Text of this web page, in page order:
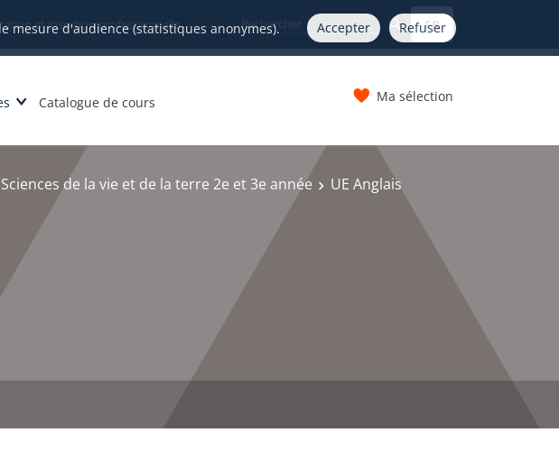
mesure d'audience (statistiques anonymes). Accepter Refuser
et insertion professionnelle FR
Catalogue de cours Ma sélection
de la vie et de la terre 2e et 3e année UE Anglais